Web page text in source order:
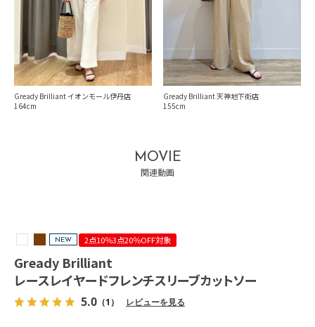
Gready Brilliant イオンモール伊丹店
164
Gready Brilliant 天神地下街店
155
MOVIE
関連動画
NEW 2点10％3点20％OFF対象
Gready Brilliant
レースレイヤードフレンチスリーブカットソー
5.0 （1） レビューを見る